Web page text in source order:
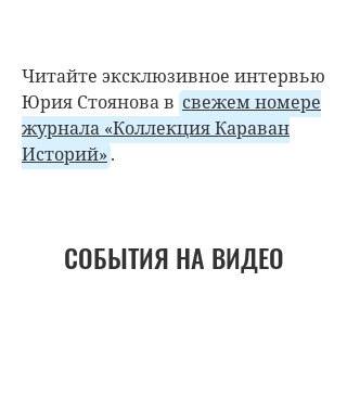
Читайте эксклюзивное интервью
Юрия Стоянова в свежем номере
журнала «Коллекция Караван
Историй» .
СОБЫТИЯ НА ВИДЕО